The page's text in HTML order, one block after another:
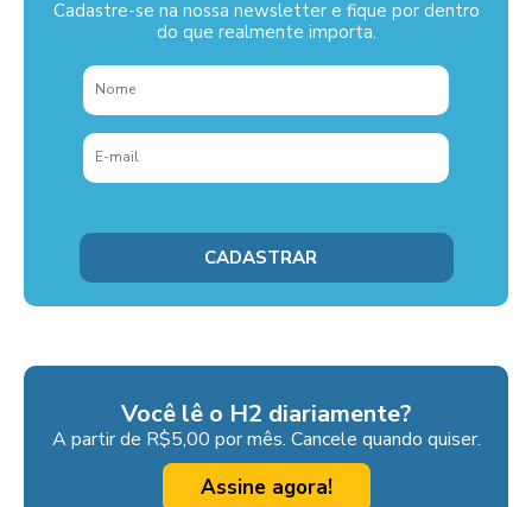
Cadastre-se na nossa newsletter e fique por dentro
do que realmente importa.
Você lê o H2 diariamente?
A partir de R$5,00 por mês. Cancele quando quiser.
Assine agora!